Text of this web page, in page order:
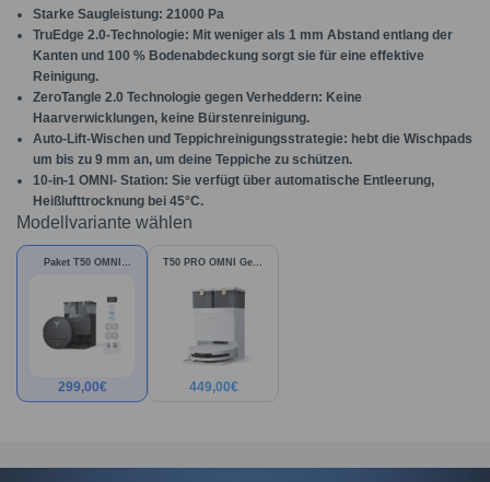
Starke Saugleistung: 21000 Pa
TruEdge 2.0-Technologie: Mit weniger als 1 mm Abstand entlang der
Kanten und 100 % Bodenabdeckung sorgt sie für eine effektive
Reinigung.
ZeroTangle 2.0 Technologie gegen Verheddern: Keine
Haarverwicklungen, keine Bürstenreinigung.
Auto-Lift-Wischen und Teppichreinigungsstrategie: hebt die Wischpads
um bis zu 9 mm an, um deine Teppiche zu schützen.
10-in-1 OMNI- Station: Sie verfügt über automatische Entleerung,
Heißlufttrocknung bei 45°C.
Modellvariante wählen
Paket T50 OMNI
299,00€
T50 PRO OMNI Gen3
Weiß
449,00€